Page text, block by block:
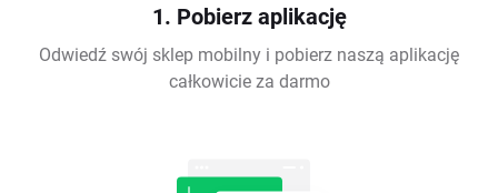
1. Pobierz aplikację
Odwiedź swój sklep mobilny i pobierz naszą aplikację
całkowicie za darmo